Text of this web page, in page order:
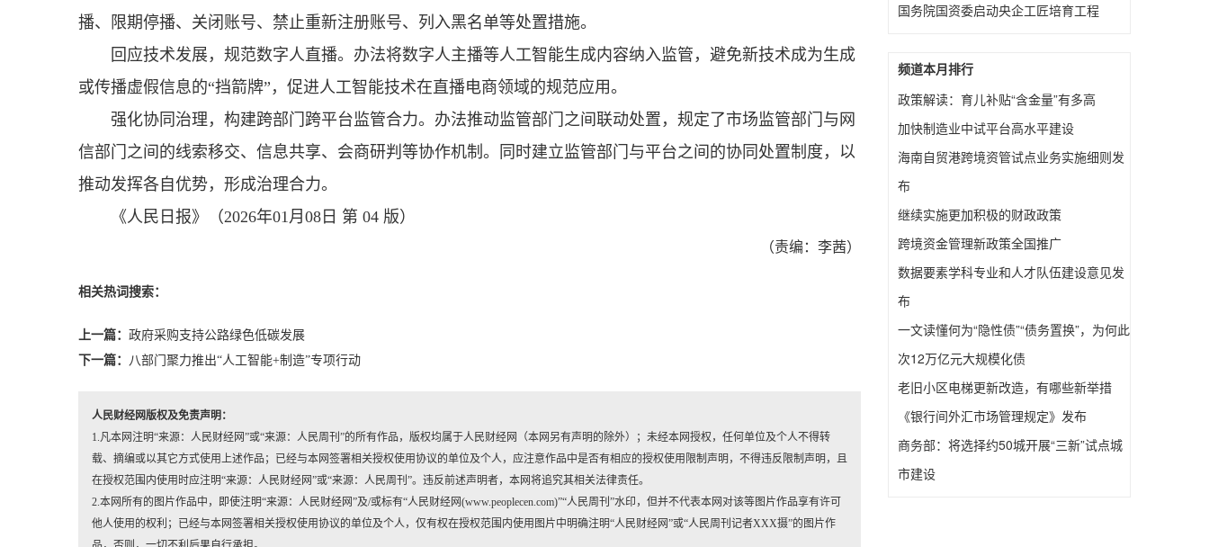
播、限期停播、关闭账号、禁止重新注册账号、列入黑名单等处置措施。
回应技术发展，规范数字人直播。办法将数字人主播等人工智能生成内容纳入监管，避免新技术成为生成
或传播虚假信息的“挡箭牌”，促进人工智能技术在直播电商领域的规范应用。
强化协同治理，构建跨部门跨平台监管合力。办法推动监管部门之间联动处置，规定了市场监管部门与网
信部门之间的线索移交、信息共享、会商研判等协作机制。同时建立监管部门与平台之间的协同处置制度，以
推动发挥各自优势，形成治理合力。
《人民日报》（2026年01月08日 第 04 版）
（责编：李茜）
相关热词搜索：
上一篇： 政府采购支持公路绿色低碳发展
下一篇： 八部门聚力推出“人工智能+制造”专项行动
人民财经网版权及免责声明：
1.凡本网注明“来源：人民财经网”或“来源：人民周刊”的所有作品，版权均属于人民财经网（本网另有声明的除外）；未经本网授权，任何单位及个人不得转
载、摘编或以其它方式使用上述作品；已经与本网签署相关授权使用协议的单位及个人，应注意作品中是否有相应的授权使用限制声明，不得违反限制声明，且
在授权范围内使用时应注明“来源：人民财经网”或“来源：人民周刊”。违反前述声明者，本网将追究其相关法律责任。
2.本网所有的图片作品中，即使注明“来源：人民财经网”及/或标有“人民财经网(www.peoplecen.com)”“人民周刊”水印，但并不代表本网对该等图片作品享有许可
他人使用的权利；已经与本网签署相关授权使用协议的单位及个人，仅有权在授权范围内使用图片中明确注明“人民财经网”或“人民周刊记者XXX摄”的图片作
国务院国资委启动央企工匠培育工程
频道本月排行
政策解读：育儿补贴“含金量”有多高
加快制造业中试平台高水平建设
海南自贸港跨境资管试点业务实施细则发
布
继续实施更加积极的财政政策
跨境资金管理新政策全国推广
数据要素学科专业和人才队伍建设意见发
布
一文读懂何为“隐性债”“债务置换”，为何此
次12万亿元大规模化债
老旧小区电梯更新改造，有哪些新举措
《银行间外汇市场管理规定》发布
商务部：将选择约50城开展“三新”试点城
市建设